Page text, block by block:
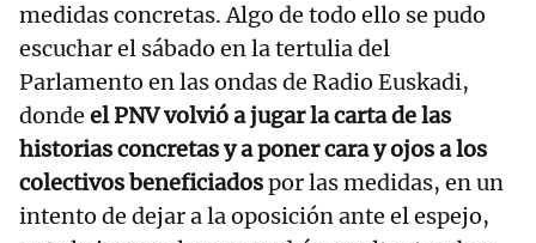
medidas concretas. Algo de todo ello se pudo
escuchar el sábado en la tertulia del
Parlamento en las ondas de Radio Euskadi,
donde el PNV volvió a jugar la carta de las
historias concretas y a poner cara y ojos a los
colectivos beneficiadospor las medidas, en un
intento de dejar a la oposición ante el espejo,